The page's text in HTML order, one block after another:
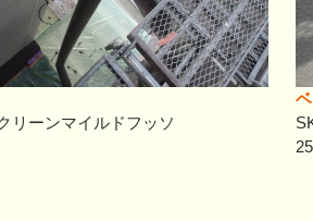
ーンマイルドフッソ